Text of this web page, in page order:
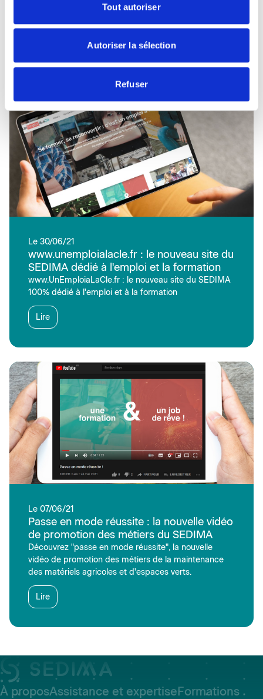
Tout autoriser
Autoriser la sélection
Refuser
matériels depuis la dernière enquête de 2019
? Comment répondre à ces attentes ?
Le 30/06/21
www.unemploialacle.fr : le nouveau site du
SEDIMA dédié à l'emploi et la formation
www.UnEmploiaLaCle.fr : le nouveau site du SEDIMA
100% dédié à l'emploi et à la formation
Lire
Le 07/06/21
Passe en mode réussite : la nouvelle vidéo
de promotion des métiers du SEDIMA
Découvrez "passe en mode réussite", la nouvelle
vidéo de promotion des métiers de la maintenance
des matériels agricoles et d'espaces verts.
Lire
À proposAssistance et expertiseFormations